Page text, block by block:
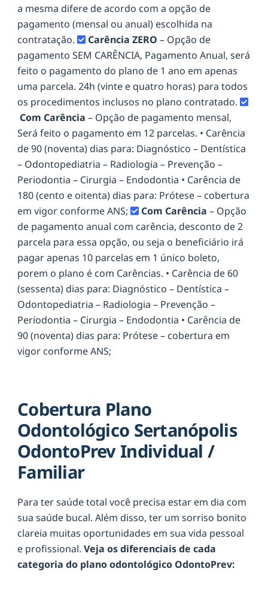
a mesma difere de acordo com a opção de
pagamento (mensal ou anual) escolhida na
contratação.
Carência ZERO – Opção de
pagamento SEM CARÊNCIA, Pagamento Anual, será
feito o pagamento do plano de 1 ano em apenas
uma parcela. 24h (vinte e quatro horas) para todos
os procedimentos inclusos no plano contratado.
Com Carência – Opção de pagamento mensal,
Será feito o pagamento em 12 parcelas. • Carência
de 90 (noventa) dias para: Diagnóstico – Dentística
– Odontopediatria – Radiologia – Prevenção –
Periodontia – Cirurgia – Endodontia • Carência de
180 (cento e oitenta) dias para: Prótese – cobertura
em vigor conforme ANS;
Com Carência – Opção
de pagamento anual com carência, desconto de 2
parcela para essa opção, ou seja o beneficiário irá
pagar apenas 10 parcelas em 1 único boleto,
porem o plano é com Carências. • Carência de 60
(sessenta) dias para: Diagnóstico – Dentística –
Odontopediatria – Radiologia – Prevenção –
Periodontia – Cirurgia – Endodontia • Carência de
90 (noventa) dias para: Prótese – cobertura em
vigor conforme ANS;
Cobertura Plano
Odontológico Sertanópolis
OdontoPrev Individual /
Familiar
Para ter saúde total você precisa estar em dia com
sua saúde bucal. Além disso, ter um sorriso bonito
clareia muitas oportunidades em sua vida pessoal
e profissional. Veja os diferenciais de cada
categoria do plano odontológico OdontoPrev: